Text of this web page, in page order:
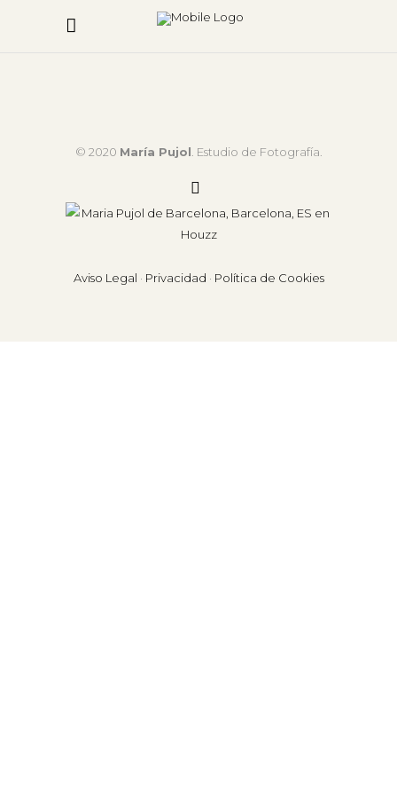
© 2020 María Pujol. Estudio de Fotografía.
Aviso Legal · Privacidad · Política de Cookies